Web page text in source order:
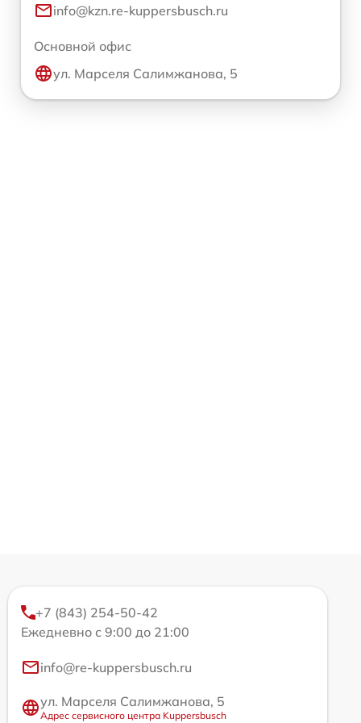
info@kzn.re-kuppersbusch.ru
Основной офис
ул. Марселя Салимжанова, 5
+7 (843) 254-50-42
Ежедневно с 9:00 до 21:00
info@re-kuppersbusch.ru
ул. Марселя Салимжанова, 5
Адрес сервисного центра Kuppersbusch